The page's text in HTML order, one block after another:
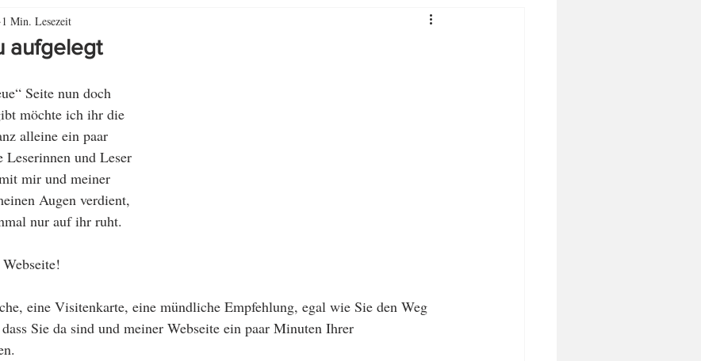
aufgelegt
1 Min. Lesezeit
Seite nun doch
möchte ich ihr die
alleine ein paar
und Leser
mir und meiner
Augen verdient,
nur auf ihr ruht.
eine Visitenkarte, eine mündliche Empfehlung, egal wie Sie den Weg
Sie da sind und meiner Webseite ein paar Minuten Ihrer